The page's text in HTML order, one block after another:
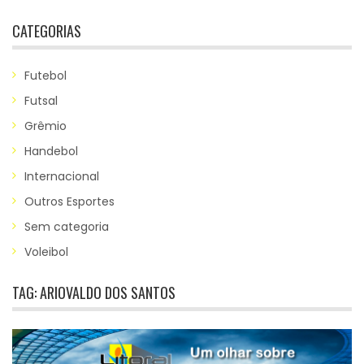
CATEGORIAS
Futebol
Futsal
Grêmio
Handebol
Internacional
Outros Esportes
Sem categoria
Voleibol
TAG:ARIOVALDO DOS SANTOS